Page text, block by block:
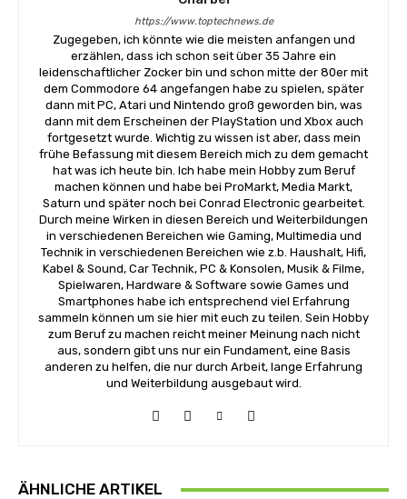
https://www.toptechnews.de
Zugegeben, ich könnte wie die meisten anfangen und
erzählen, dass ich schon seit über 35 Jahre ein
leidenschaftlicher Zocker bin und schon mitte der 80er mit
dem Commodore 64 angefangen habe zu spielen, später
dann mit PC, Atari und Nintendo groß geworden bin, was
dann mit dem Erscheinen der PlayStation und Xbox auch
fortgesetzt wurde. Wichtig zu wissen ist aber, dass mein
frühe Befassung mit diesem Bereich mich zu dem gemacht
hat was ich heute bin. Ich habe mein Hobby zum Beruf
machen können und habe bei ProMarkt, Media Markt,
Saturn und später noch bei Conrad Electronic gearbeitet.
Durch meine Wirken in diesen Bereich und Weiterbildungen
in verschiedenen Bereichen wie Gaming, Multimedia und
Technik in verschiedenen Bereichen wie z.b. Haushalt, Hifi,
Kabel & Sound, Car Technik, PC & Konsolen, Musik & Filme,
Spielwaren, Hardware & Software sowie Games und
Smartphones habe ich entsprechend viel Erfahrung
sammeln können um sie hier mit euch zu teilen. Sein Hobby
zum Beruf zu machen reicht meiner Meinung nach nicht
aus, sondern gibt uns nur ein Fundament, eine Basis
anderen zu helfen, die nur durch Arbeit, lange Erfahrung
und Weiterbildung ausgebaut wird.
ÄHNLICHE ARTIKEL